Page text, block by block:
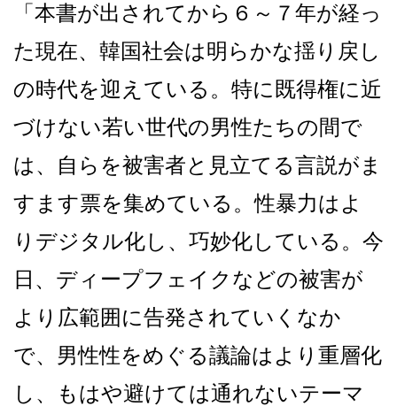
「本書が出されてから６～７年が経っ
た現在、韓国社会は明らかな揺り戻し
の時代を迎えている。特に既得権に近
づけない若い世代の男性たちの間で
は、自らを被害者と見立てる言説がま
すます票を集めている。性暴力はよ
りデジタル化し、巧妙化している。今
日、ディープフェイクなどの被害が
より広範囲に告発されていくなか
で、男性性をめぐる議論はより重層化
し、もはや避けては通れないテーマ